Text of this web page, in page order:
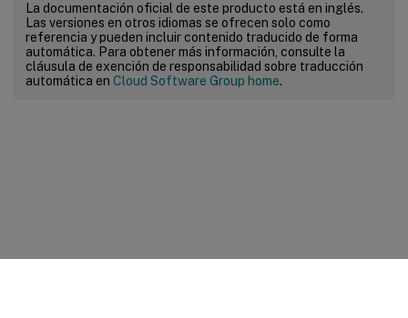
La documentación oficial de este producto está en inglés.
Las versiones en otros idiomas se ofrecen solo como
referencia y pueden incluir contenido traducido de forma
automática. Para obtener más información, consulte la
cláusula de exención de responsabilidad sobre traducción
automática en Cloud Software Group home.